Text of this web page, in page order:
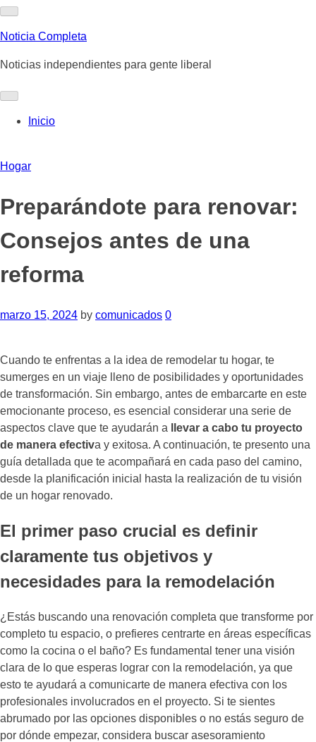
Skip
content
Noticia Completa
Noticias independientes para gente liberal
Inicio
Hogar
Preparándote para renovar:
Consejos antes de una
reforma
marzo 15, 2024 by comunicados 0
Cuando te enfrentas a la idea de remodelar tu hogar, te
sumerges en un viaje lleno de posibilidades y oportunidades
de transformación. Sin embargo, antes de embarcarte en este
emocionante proceso, es esencial considerar una serie de
aspectos clave que te ayudarán a llevar a cabo tu proyecto
de manera efectiva y exitosa. A continuación, te presento una
guía detallada que te acompañará en cada paso del camino,
desde la planificación inicial hasta la realización de tu visión
de un hogar renovado.
El primer paso crucial es definir
claramente tus objetivos y
necesidades para la remodelación
¿Estás buscando una renovación completa que transforme por
completo tu espacio, o prefieres centrarte en áreas específicas
como la cocina o el baño? Es fundamental tener una visión
clara de lo que esperas lograr con la remodelación, ya que
esto te ayudará a comunicarte de manera efectiva con los
profesionales involucrados en el proyecto. Si te sientes
abrumado por las opciones disponibles o no estás seguro de
por dónde empezar, considera buscar asesoramiento